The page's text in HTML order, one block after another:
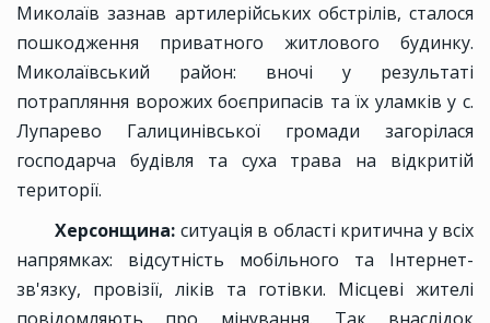
Миколаїв зазнав артилерійських обстрілів, сталося
пошкодження приватного житлового будинку.
Миколаївський район: вночі у результаті
потрапляння ворожих боєприпасів та їх уламків у с.
Лупарево Галицинівської громади загорілася
господарча будівля та суха трава на відкритій
території.
Херсонщина: ситуація в області критична у всіх
напрямках: відсутність мобільного та Інтернет-
зв'язку, провізії, ліків та готівки. Місцеві жителі